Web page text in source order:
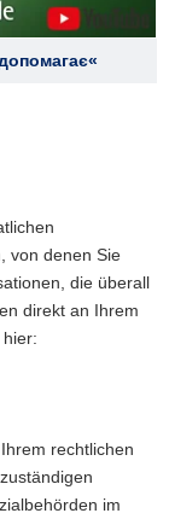
von denen Sie
die überall
direkt an Ihrem
rechtlichen
im